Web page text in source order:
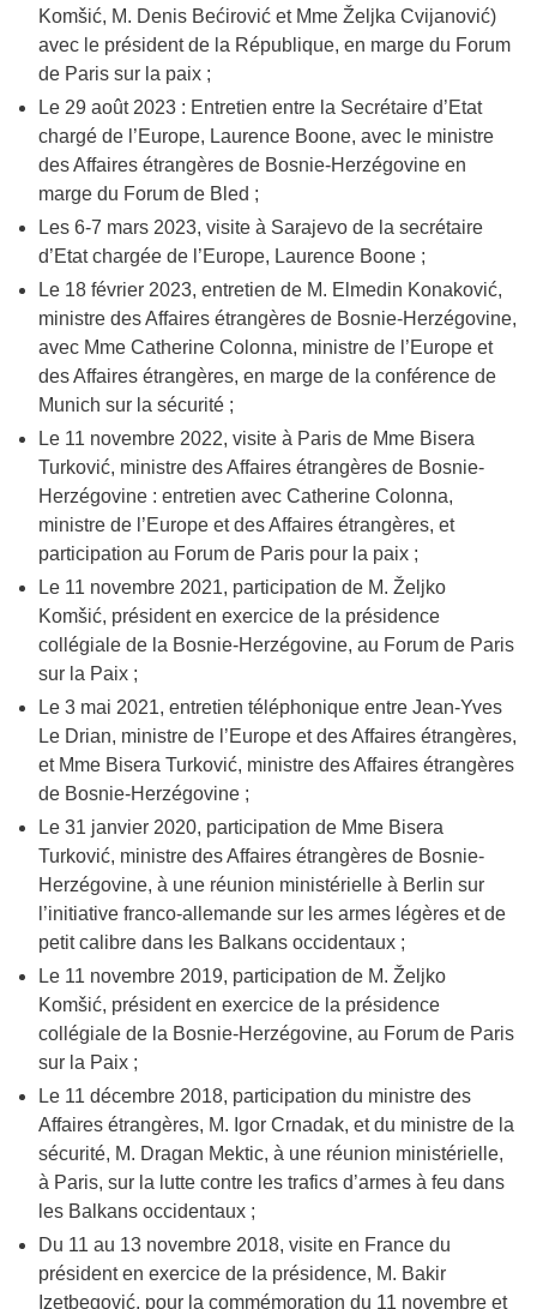
Komšić, M. Denis Bećirović et Mme Željka Cvijanović)
avec le président de la République, en marge du Forum
de Paris sur la paix ;
Le 29 août 2023 : Entretien entre la Secrétaire d’Etat
chargé de l’Europe, Laurence Boone, avec le ministre
des Affaires étrangères de Bosnie-Herzégovine en
marge du Forum de Bled ;
Les 6-7 mars 2023, visite à Sarajevo de la secrétaire
d’Etat chargée de l’Europe, Laurence Boone ;
Le 18 février 2023, entretien de M. Elmedin Konaković,
ministre des Affaires étrangères de Bosnie-Herzégovine,
avec Mme Catherine Colonna, ministre de l’Europe et
des Affaires étrangères, en marge de la conférence de
Munich sur la sécurité ;
Le 11 novembre 2022, visite à Paris de Mme Bisera
Turković, ministre des Affaires étrangères de Bosnie-
Herzégovine : entretien avec Catherine Colonna,
ministre de l’Europe et des Affaires étrangères, et
participation au Forum de Paris pour la paix ;
Le 11 novembre 2021, participation de M. Željko
Komšić, président en exercice de la présidence
collégiale de la Bosnie-Herzégovine, au Forum de Paris
sur la Paix ;
Le 3 mai 2021, entretien téléphonique entre Jean-Yves
Le Drian, ministre de l’Europe et des Affaires étrangères,
et Mme Bisera Turković, ministre des Affaires étrangères
de Bosnie-Herzégovine ;
Le 31 janvier 2020, participation de Mme Bisera
Turković, ministre des Affaires étrangères de Bosnie-
Herzégovine, à une réunion ministérielle à Berlin sur
l’initiative franco-allemande sur les armes légères et de
petit calibre dans les Balkans occidentaux ;
Le 11 novembre 2019, participation de M. Željko
Komšić, président en exercice de la présidence
collégiale de la Bosnie-Herzégovine, au Forum de Paris
sur la Paix ;
Le 11 décembre 2018, participation du ministre des
Affaires étrangères, M. Igor Crnadak, et du ministre de la
sécurité, M. Dragan Mektic, à une réunion ministérielle,
à Paris, sur la lutte contre les trafics d’armes à feu dans
les Balkans occidentaux ;
Du 11 au 13 novembre 2018, visite en France du
président en exercice de la présidence, M. Bakir
Izetbegović, pour la commémoration du 11 novembre et